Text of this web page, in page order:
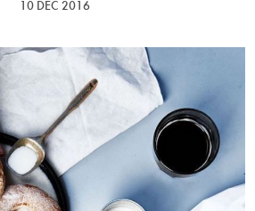
10 DEC 2016